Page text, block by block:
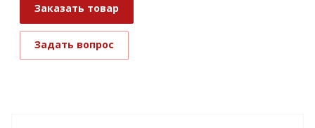
Заказать товар
Задать вопрос